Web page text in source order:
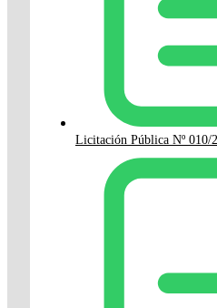
Licitación Pública Nº 010/